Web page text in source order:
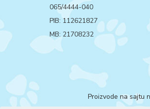
065/4444-040
PIB: 112621827
MB: 21708232
Proizvode na sajtu